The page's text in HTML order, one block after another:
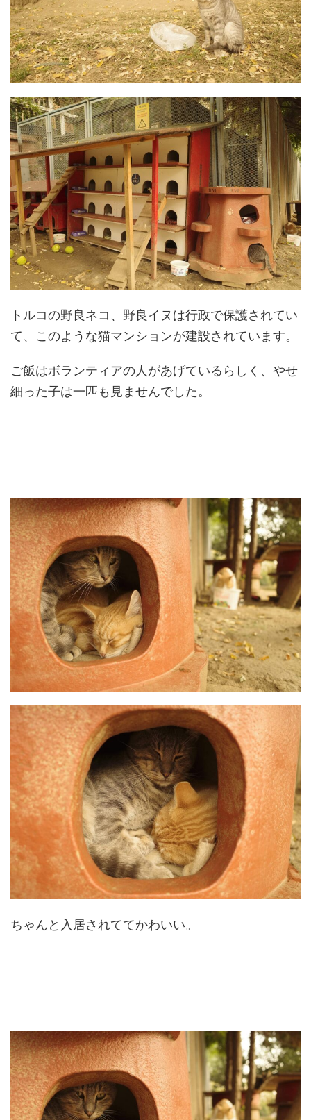
トルコの野良ネコ、野良イヌは行政で保護されてい
て、このような猫マンションが建設されています。
ご飯はボランティアの人があげているらしく、やせ
細った子は一匹も見ませんでした。
ちゃんと入居されててかわいい。